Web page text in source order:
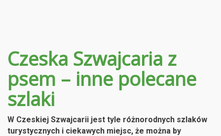
Czeska Szwajcaria z
psem – inne polecane
szlaki
W Czeskiej Szwajcarii jest tyle różnorodnych szlaków
turystycznych i ciekawych miejsc, że można by